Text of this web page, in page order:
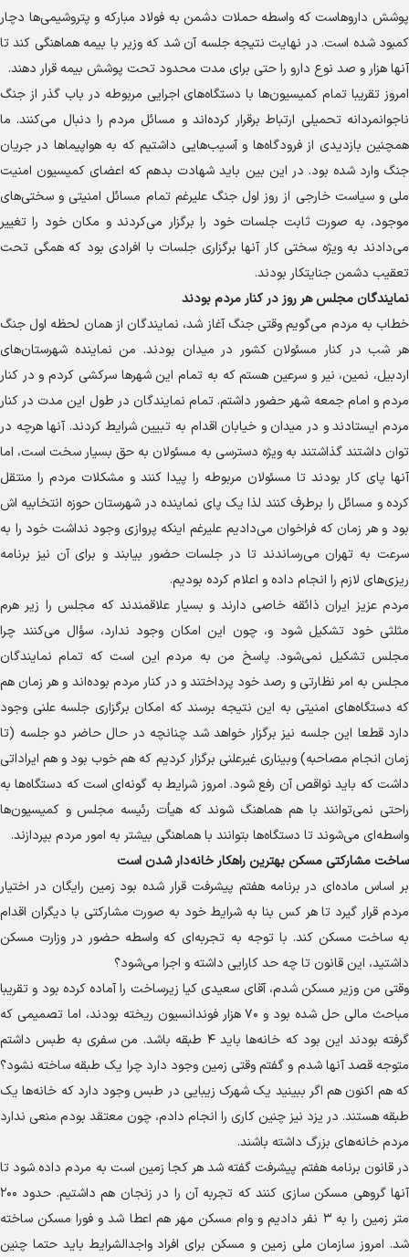
پوشش داروهاست که واسطه حملات دشمن به فولاد مبارکه و پتروشیمی‌ها دچار
کمبود شده است. در نهایت نتیجه جلسه آن شد که وزیر با بیمه هماهنگی کند تا
آنها هزار و صد نوع دارو را حتی برای مدت محدود تحت پوشش بیمه قرار دهند.
امروز تقریبا تمام کمیسیون‌ها با دستگاه‌های اجرایی مربوطه در باب گذر از جنگ
ناجوانمردانه تحمیلی ارتباط برقرار کرده‌اند و مسائل مردم را دنبال می‌کنند. ما
همچنین بازدیدی از فرودگاه‌ها و آسیب‌هایی داشتیم که به هواپیما‌ها در جریان
جنگ وارد شده بود. در این بین باید شهادت بدهم که اعضای کمیسیون امنیت
ملی و سیاست خارجی از روز اول جنگ علیرغم تمام مسائل امنیتی و سختی‌های
موجود، به صورت ثابت جلسات خود را برگزار می‌کردند و مکان خود را تغییر
می‌دادند به ویژه سختی کار آنها برگزاری جلسات با افرادی بود که همگی تحت
تعقیب دشمن جنایتکار بودند.
نمایندگان مجلس هر روز در کنار مردم بودند
خطاب به مردم می‌گویم وقتی جنگ آغاز شد، نمایندگان از همان لحظه اول جنگ
هر شب در کنار مسئولان کشور در میدان بودند. من نماینده شهرستان‌های
اردبیل، نمین، نیر و سرعین هستم که به تمام این شهر‌ها سرکشی کردم و در کنار
مردم و امام جمعه شهر حضور داشتم. تمام نمایندگان در طول این مدت در کنار
مردم ایستادند و در میدان و خیابان اقدام به تبیین شرایط کردند. آنها هرچه در
توان داشتند گذاشتند به ویژه دسترسی به مسئولان به حق بسیار سخت است، اما
آنها پای کار بودند تا مسئولان مربوطه را پیدا کنند و مشکلات مردم را منتقل
کرده و مسائل را برطرف کنند لذا یک پای نماینده در شهرستان حوزه انتخابیه اش
بود و هر زمان که فراخوان می‌دادیم علیرغم اینکه پروازی وجود نداشت خود را به
سرعت به تهران می‌رساندند تا در جلسات حضور بیابند و برای آن نیز برنامه
ریزی‌های لازم را انجام داده و اعلام کرده بودیم.
مردم عزیز ایران ذائقه خاصی دارند و بسیار علاقمندند که مجلس را زیر هرم
مثلثی خود تشکیل شود و، چون این امکان وجود ندارد، سؤال می‌کنند چرا
مجلس تشکیل نمی‌شود. پاسخ من به مردم این است که تمام نمایندگان
مجلس به امر نظارتی و رصد خود پرداختند و در کنار مردم بوده‌اند و هر زمان هم
که دستگاه‌های امنیتی به این نتیجه برسند که امکان برگزاری جلسه علنی وجود
دارد قطعا این جلسه نیز برگزار خواهد شد چنانچه در حال حاضر دو جلسه (تا
زمان انجام مصاحبه) وبیناری غیرعلنی برگزار کردیم که هم خوب بود و هم ایراداتی
داشت که باید نواقص آن رفع شود. امروز شرایط به گونه‌ای است که دستگاه‌ها به
راحتی نمی‌توانند با هم هماهنگ شوند که هیأت رئیسه مجلس و کمیسیون‌ها
واسطه‌ای می‌شوند تا دستگاه‌ها بتوانند با هماهنگی بیشتر به امور مردم بپردازند.
ساخت مشارکتی مسکن بهترین راهکار خانه‌دار شدن است
بر اساس ماده‌ای در برنامه هفتم پیشرفت قرار شده بود زمین رایگان در اختیار
مردم قرار گیرد تا هر کس بنا به شرایط خود به صورت مشارکتی با دیگران اقدام
به ساخت مسکن کند. با توجه به تجربه‌ای که واسطه حضور در وزارت مسکن
داشتید، این قانون تا چه حد کارایی داشته و اجرا می‌شود؟
وقتی من وزیر مسکن شدم، آقای سعیدی کیا زیرساخت را آماده کرده بود و تقریبا
مباحث مالی حل شده بود و ۷۰ هزار فوندانسیون ریخته بودند، اما تصمیمی که
گرفته بودند این بود که خانه‌ها باید ۴ طبقه باشد. من سفری به طبس داشتم
متوجه قصد آنها شدم و گفتم وقتی زمین وجود دارد چرا یک طبقه ساخته نشود؟
که هم اکنون هم اگر ببینید یک شهرک زیبایی در طبس وجود دارد که خانه‌ها یک
طبقه هستند. در یزد نیز چنین کاری را انجام دادم، چون معتقد بودم منعی ندارد
مردم خانه‌های بزرگ داشته باشند.
در قانون برنامه هفتم پیشرفت گفته شد هر کجا زمین است به مردم داده شود تا
آنها گروهی مسکن سازی کنند که تجربه آن را در زنجان هم داشتیم. حدود ۲۰۰
متر زمین را به ۳ نفر دادیم و وام مسکن مهر هم اعطا شد و فورا مسکن ساخته
شد. امروز سازمان ملی زمین و مسکن برای افراد واجدالشرایط باید حتما چنین